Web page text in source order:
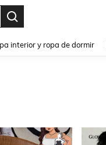
interior y ropa de dormir